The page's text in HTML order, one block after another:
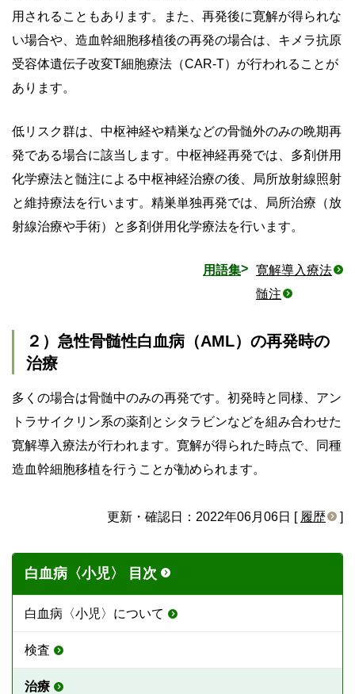
用されることもあります。また、再発後に寛解が得られな
い場合や、造血幹細胞移植後の再発の場合は、キメラ抗原
受容体遺伝子改変T細胞療法（CAR-T）が行われることが
あります。
低リスク群は、中枢神経や精巣などの骨髄外のみの晩期再
発である場合に該当します。中枢神経再発では、多剤併用
化学療法と髄注による中枢神経治療の後、局所放射線照射
と維持療法を行います。精巣単独再発では、局所治療（放
射線治療や手術）と多剤併用化学療法を行います。
用語集
寛解導入療法
髄注
２）急性骨髄性白血病（AML）の再発時の
治療
多くの場合は骨髄中のみの再発です。初発時と同様、アン
トラサイクリン系の薬剤とシタラビンなどを組み合わせた
寛解導入療法が行われます。寛解が得られた時点で、同種
造血幹細胞移植を行うことが勧められます。
更新・確認日：2022年06月06日 [ 履歴 ]
白血病〈小児〉 目次
白血病〈小児〉について
検査
治療